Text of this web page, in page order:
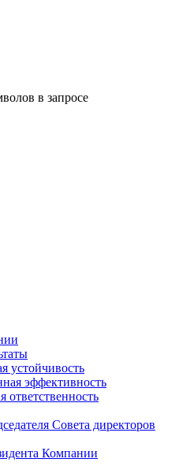
в запросе
устойчивость
эффективность
ответственность
Совета директоров
Компании